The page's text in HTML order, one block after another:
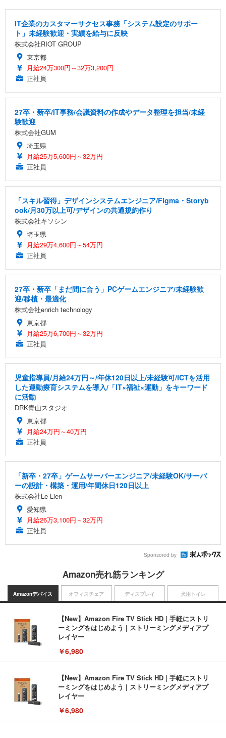
IT企業のカスタマーサクセス事務「システム設定のサポー
ト」未経験歓迎・実績を給与に反映
株式会社RIOT GROUP
東京都
月給24万300円～32万3,200円
正社員
27卒・新卒/IT事務/会議資料の作成やデータ整理を担当/未経
験歓迎
株式会社GUM
埼玉県
月給25万5,600円～32万円
正社員
「スキル習得」デザインシステムエンジニア/Figma・Storyb
ook/月30万以上可/デザインの共通規約作り
株式会社キソシン
埼玉県
月給29万4,600円～54万円
正社員
27卒・新卒「まだ間に合う」PCゲームエンジニア/未経験歓
迎/移植・最適化
株式会社enrich technology
東京都
月給25万6,700円～32万円
正社員
児童指導員/月給24万円～/年休120日以上/未経験可/ICTを活用
した運動療育システムを導入/「IT×福祉×運動」をキーワード
に活動
DRK青山スタジオ
東京都
月給24万円～40万円
正社員
「新卒・27卒」ゲームサーバーエンジニア/未経験OK/サーバ
ーの設計・構築・運用/年間休日120日以上
株式会社Le Lien
愛知県
月給26万3,100円～32万円
正社員
Sponsored by
Amazon売れ筋ランキング
Amazonデバイス
【New】Amazon Fire TV Stick HD | 手軽にストリ
ーミングをはじめよう | ストリーミングメディアプ
レイヤー
￥6,980
【New】Amazon Fire TV Stick HD | 手軽にストリ
ーミングをはじめよう | ストリーミングメディアプ
レイヤー
￥6,980
オフィスチェア ディスプレイ 犬用トイレ